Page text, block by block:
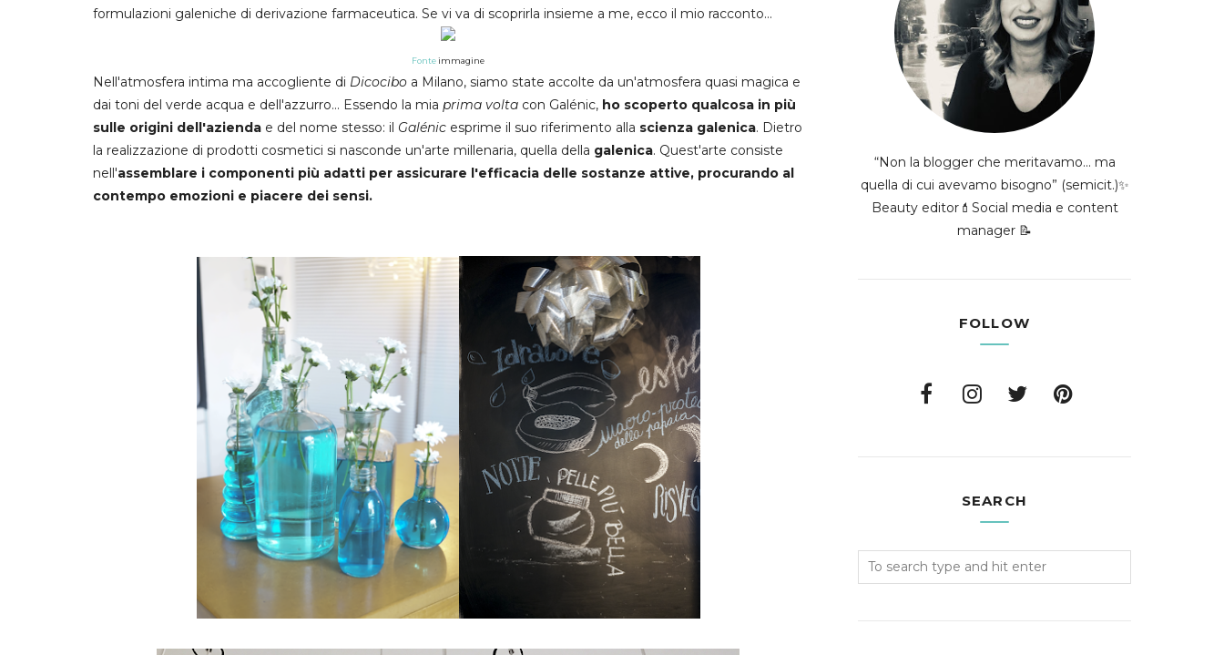
formulazioni galeniche di derivazione farmaceutica. Se vi va di scoprirla insieme a me, ecco il mio racconto...
Fonteimmagine
Nell'atmosfera intima ma accogliente di Dicocibo a Milano, siamo state accolte da un'atmosfera quasi magica e
dai toni del verde acqua e dell'azzurro... Essendo la mia prima volta con Galénic, ho scoperto qualcosa in più
sulle origini dell'azienda e del nome stesso: il Galénic esprime il suo riferimento alla scienza galenica. Dietro
la realizzazione di prodotti cosmetici si nasconde un'arte millenaria, quella della galenica. Quest'arte consiste
nell'assemblare i componenti più adatti per assicurare l'efficacia delle sostanze attive, procurando al
contempo emozioni e piacere dei sensi.
“Non la blogger che meritavamo... ma
quella di cui avevamo bisogno” (semicit.)✨
Beauty editor💄Social media e content
manager 📝
FOLLOW
SEARCH